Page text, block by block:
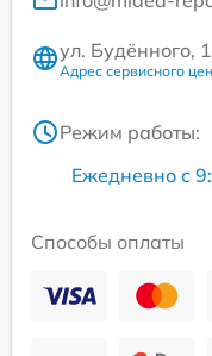
ул. Будённого,
Адрес сервисного
Режим работы:
Ежедневно с
Способы оплаты